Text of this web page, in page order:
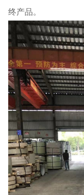
终产品。